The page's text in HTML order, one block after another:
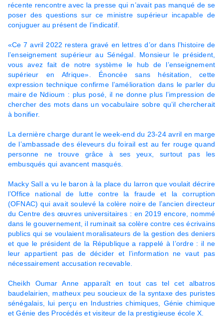
récente rencontre avec la presse qui n’avait pas manqué de se
poser des questions sur ce ministre supérieur incapable de
conjuguer au présent de l’indicatif.
«Ce 7 avril 2022 restera gravé en lettres d’or dans l’histoire de
l’enseignement supérieur au Sénégal. Monsieur le président,
vous avez fait de notre système le hub de l’enseignement
supérieur en Afrique». Énoncée sans hésitation, cette
expression technique confirme l’amélioration dans le parler du
maire de Ndioum : plus posé, il ne donne plus l’impression de
chercher des mots dans un vocabulaire sobre qu’il chercherait
à bonifier.
La dernière charge durant le week-end du 23-24 avril en marge
de l’ambassade des éleveurs du foirail est au fer rouge quand
personne ne trouve grâce à ses yeux, surtout pas les
embusqués qui avancent masqués.
Macky Sall a vu le baron à la place du larron que voulait décrire
l’Office national de lutte contre la fraude et la corruption
(OFNAC) qui avait soulevé la colère noire de l’ancien directeur
du Centre des œuvres universitaires : en 2019 encore, nommé
dans le gouvernement, il ruminait sa colère contre ces écrivains
publics qui se voulaient moralisateurs de la gestion des deniers
et que le président de la République a rappelé à l’ordre : il ne
leur appartient pas de décider et l’information ne vaut pas
nécessairement accusation recevable.
Cheikh Oumar Anne apparaît en tout cas tel cet albatros
baudelairien, matheux peu soucieux de la syntaxe des puristes
sénégalais, lui perçu en Industries chimiques, Génie chimique
et Génie des Procédés et visiteur de la prestigieuse école X.